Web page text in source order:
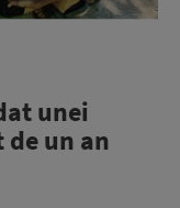
unei
un an